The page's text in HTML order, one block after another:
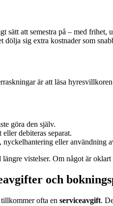
sätt att semestra på – med
dölja sig extra kostnader som
är att läsa
göra den själv.
debiteras separat.
nyckelhantering eller användning
vistelser. Om något är
och
ofta en serviceavgift.